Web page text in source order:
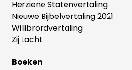
Herziene Statenvertaling
Nieuwe Bijbelvertaling 2021
Willibrordvertaling
Zij Lacht
Boeken